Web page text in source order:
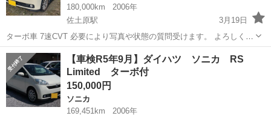
180,000km
2006年
佐土原駅
3月19日
ターボ車 7速CVT 必要により写真や状態の質問受けます。 よろしくお
願いします。 ただいま会社の駐車場で眠っております。バッテリーが
上がっているので、現車確認は早めにお知らせください。 車検切れ。
宮崎 宮崎市 佐土原駅 ソニカ バッテリー
【車検R5年9月】ダイハツ ソニカ RS
Limited ターボ付
150,000円
ソニカ
169,451km
2006年